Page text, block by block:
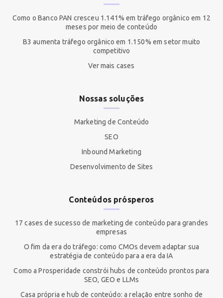
Como o Banco PAN cresceu 1.141% em tráfego orgânico em 12
meses por meio de conteúdo
B3 aumenta tráfego orgânico em 1.150% em setor muito
competitivo
Ver mais cases
Nossas soluções
Marketing de Conteúdo
SEO
Inbound Marketing
Desenvolvimento de Sites
Conteúdos prósperos
17 cases de sucesso de marketing de conteúdo para grandes
empresas
O fim da era do tráfego: como CMOs devem adaptar sua
estratégia de conteúdo para a era da IA
Como a Prosperidade constrói hubs de conteúdo prontos para
SEO, GEO e LLMs
Casa própria e hub de conteúdo: a relação entre sonho de